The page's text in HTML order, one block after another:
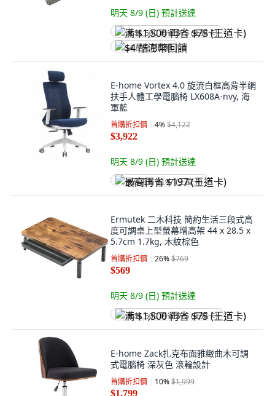
明天 8/9 (日) 預計送達
满 $1,500 再省 $75 (王道卡)
$4 酷澎幣回饋
E-home Vortex 4.0 旋流白框高背半網
扶手人體工學電腦椅 LX608A-nvy, 海
軍藍
首購折扣價 4%$4,122
$3,922
明天 8/9 (日) 預計送達
最高再省 $197 (王道卡)
Ermutek 二木科技 簡約生活三段式高
度可調桌上型螢幕增高架 44 x 28.5 x
5.7cm 1.7kg, 木紋棕色
首購折扣價 26%$769
$569
明天 8/9 (日) 預計送達
满 $1,500 再省 $75 (王道卡)
E-home Zack扎克布面雅緻曲木可調
式電腦椅 深灰色 滾輪設計
首購折扣價 10%$1,999
$1,799